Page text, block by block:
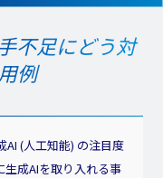
不足にどう対
例
AI (人工知能) の注目度
生成AIを取り入れる事